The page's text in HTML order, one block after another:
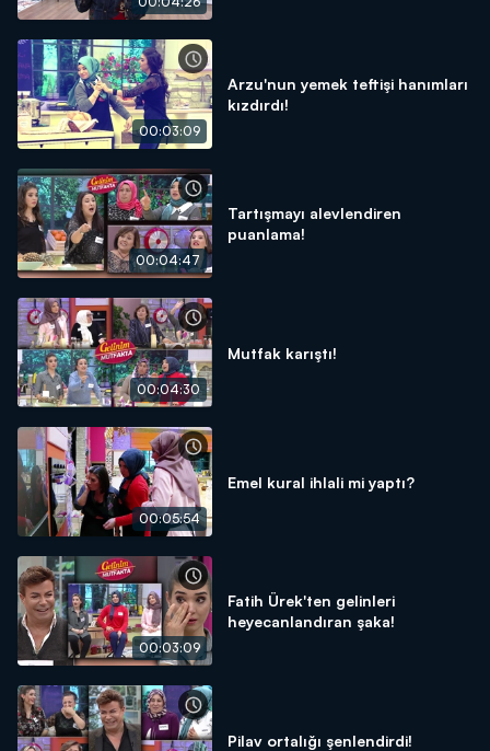
00:03:09
Arzu'nun yemek teftişi hanımları
kızdırdı!
00:04:47
Tartışmayı alevlendiren
puanlama!
00:04:30
Mutfak karıştı!
00:05:54
Emel kural ihlali mi yaptı?
00:03:09
Fatih Ürek'ten gelinleri
heyecanlandıran şaka!
Pilav ortalığı şenlendirdi!